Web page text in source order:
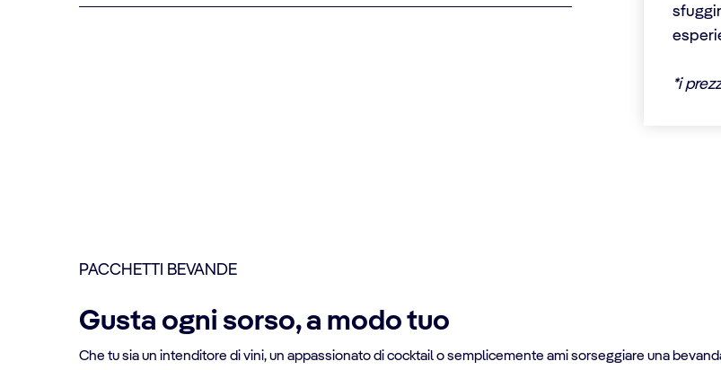
*i
PACCHETTI BEVANDE
Gusta ogni sorso, a modo tuo
Che tu sia un intenditore di vini, un appassionato di cocktail o semplicemente ami sorseggiare una